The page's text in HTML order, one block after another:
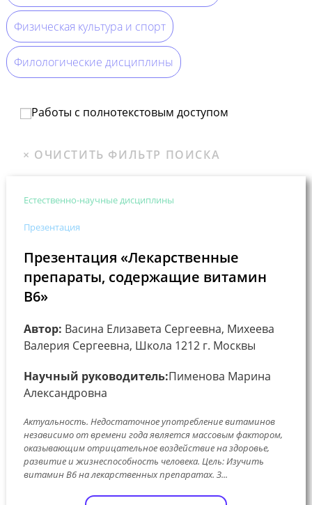
Физическая культура и спорт
Филологические дисциплины
Работы с полнотекстовым доступом
Естественно-научные дисциплины
Презентация
Презентация «Лекарственные
препараты, содержащие витамин
B6»
Автор: Васина Елизавета Сергеевна, Михеева
Валерия Сергеевна, Школа 1212 г. Москвы
Научный руководитель:Пименова Марина
Александровна
Актуальность. Недостаточное употребление витаминов
независимо от времени года является массовым фактором,
оказывающим отрицательное воздействие на здоровье,
развитие и жизнеспособность человека. Цель: Изучить
витамин В6 на лекарственных препаратах. З...